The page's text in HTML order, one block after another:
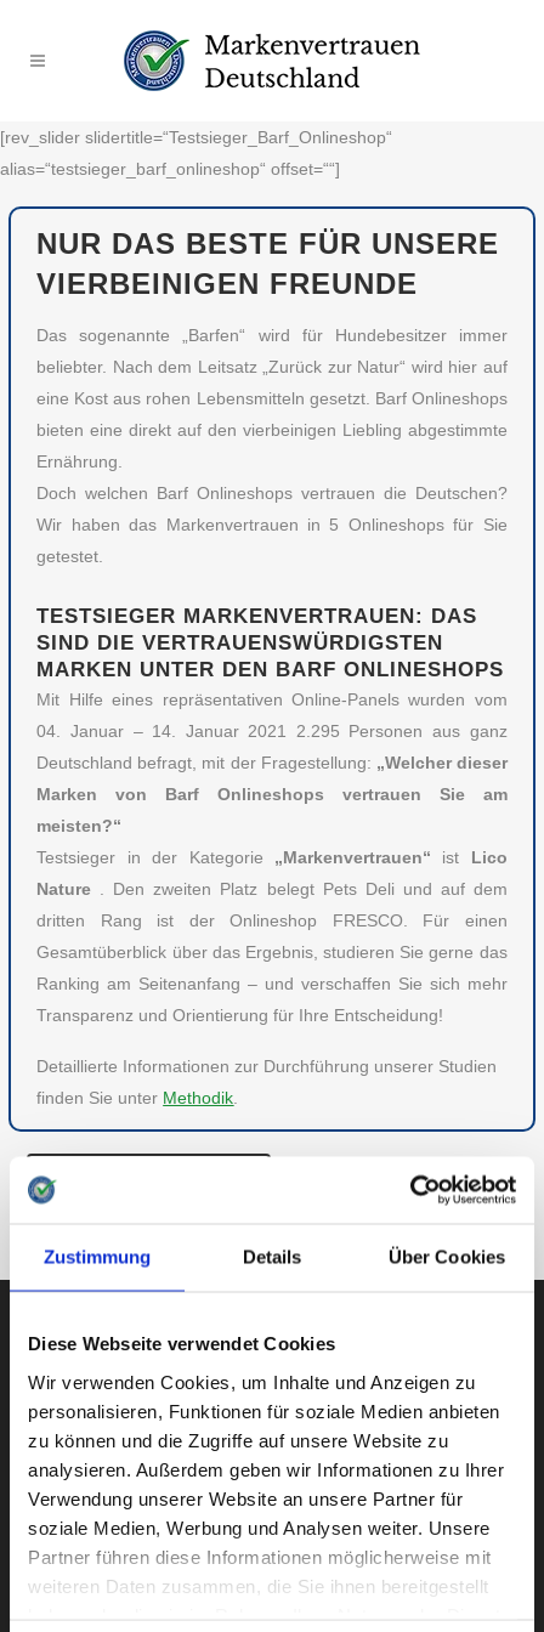
Zustimmung Details Über Cookies
Diese Webseite verwendet Cookies
Wir verwenden Cookies, um Inhalte und Anzeigen zu
personalisieren, Funktionen für soziale Medien anbieten
zu können und die Zugriffe auf unsere Website zu
analysieren. Außerdem geben wir Informationen zu Ihrer
Verwendung unserer Website an unsere Partner für
soziale Medien, Werbung und Analysen weiter. Unsere
Partner führen diese Informationen möglicherweise mit
weiteren Daten zusammen, die Sie ihnen bereitgestellt
[rev_slider slidertitle=“Testsieger_Barf_Onlineshop“
alias=“testsieger_barf_onlineshop“ offset=““]
NUR DAS BESTE FÜR UNSERE
VIERBEINIGEN FREUNDE
Das sogenannte „Barfen“ wird für Hundebesitzer immer
beliebter. Nach dem Leitsatz „Zurück zur Natur“ wird hier auf
eine Kost aus rohen Lebensmitteln gesetzt. Barf Onlineshops
bieten eine direkt auf den vierbeinigen Liebling abgestimmte
Ernährung.
Doch welchen Barf Onlineshops vertrauen die Deutschen?
Wir haben das Markenvertrauen in 5 Onlineshops für Sie
getestet.
TESTSIEGER MARKENVERTRAUEN: DAS
SIND DIE VERTRAUENSWÜRDIGSTEN
MARKEN UNTER DEN BARF ONLINESHOPS
Mit Hilfe eines repräsentativen Online-Panels wurden vom
04. Januar – 14. Januar 2021 2.295 Personen aus ganz
Deutschland befragt, mit der Fragestellung: „Welcher dieser
Marken von Barf Onlineshops vertrauen Sie am
meisten?“
Testsieger in der Kategorie „Markenvertrauen“ ist Lico
Nature
. Den zweiten Platz belegt Pets Deli und auf dem
dritten Rang ist der Onlineshop FRESCO. Für einen
Gesamtüberblick über das Ergebnis, studieren Sie gerne das
Ranking am Seitenanfang – und verschaffen Sie sich mehr
Transparenz und Orientierung für Ihre Entscheidung!
Detaillierte Informationen zur Durchführung unserer Studien
finden Sie unter Methodik.
ZU VERSCHIEDENES
AUBII GMBH
Große Bleichen 21
20354 HAMBURG